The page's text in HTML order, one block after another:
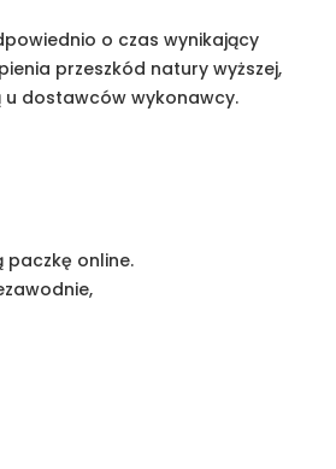
o czas wynikający
przeszkód natury wyższej,
dostawców wykonawcy.
paczkę online.